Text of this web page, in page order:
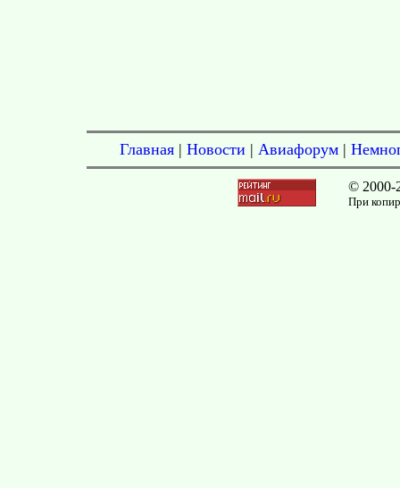
Главная | Новости | Авиафорум |
© 2000-
При